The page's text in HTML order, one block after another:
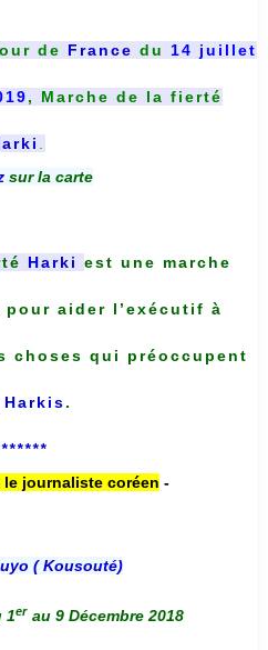
de France du 14 juillet
, Marche de la fierté
sur la carte
Harki est une marche
aider l’exécutif à
choses qui préoccupent
Harkis.
le journaliste coréen -
( Kousouté)
1er au 9 Décembre 2018